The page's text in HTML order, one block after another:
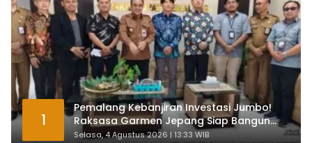
1
Pemalang Kebanjiran Investasi Jumbo!
Raksasa Garmen Jepang Siap Bangun
Pabrik dan Serap Ribuan Tenaga Kerja
Selasa, 4 Agustus 2026 | 13:33 WIB